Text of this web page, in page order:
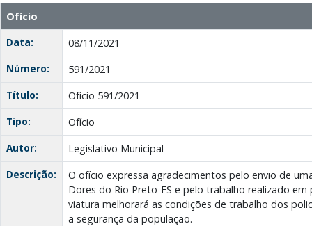
Ofício
Data:
08/11/2021
Número:
591/2021
Título:
Ofício 591/2021
Tipo:
Ofício
Autor:
Legislativo Municipal
Descrição:
O ofício expressa agradecimentos pelo envio de
Dores do Rio Preto-ES e pelo trabalho realizado
viatura melhorará as condições de trabalho dos
a segurança da população.